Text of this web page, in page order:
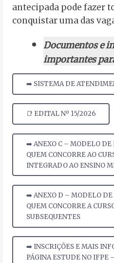
antecipada pode fazer
conquistar uma das
Documentos e
importantes
➡️ SISTEMA DE
📑 EDITAL Nº 15/2026
➡️ ANEXO C – MODELO DE
QUEM CONCORRE AO
INTEGRADO AO ENSINO
➡️ ANEXO D – MODELO DE
QUEM CONCORRE A
SUBSEQUENTES
➡️ INSCRIÇÕES E MAIS
PÁGINA ESTUDE NO IFPE